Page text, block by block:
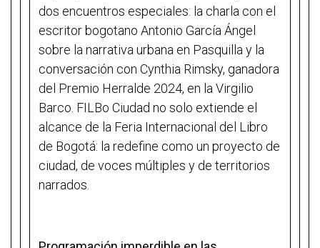
dos encuentros especiales: la charla con el
escritor bogotano Antonio García Ángel
sobre la narrativa urbana en Pasquilla y la
conversación con Cynthia Rimsky, ganadora
del Premio Herralde 2024, en la Virgilio
Barco. FILBo Ciudad no solo extiende el
alcance de la Feria Internacional del Libro
de Bogotá: la redefine como un proyecto de
ciudad, de voces múltiples y de territorios
narrados.